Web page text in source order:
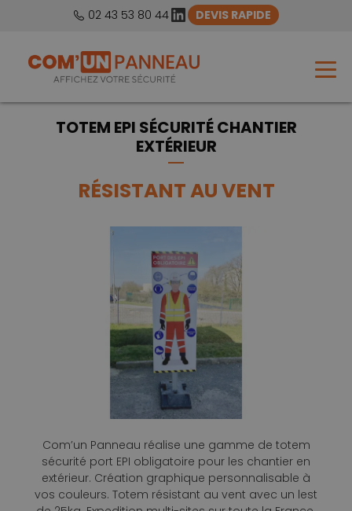
02 43 53 80 44LinkedIn
DEVIS RAPIDE
TOTEM EPI SÉCURITÉ CHANTIER
EXTÉRIEUR
RÉSISTANT AU VENT
Com’un Panneau réalise une gamme de totem
sécurité port EPI obligatoire pour les chantier en
extérieur. Création graphique personnalisable à
vos couleurs. Totem résistant au vent avec un lest